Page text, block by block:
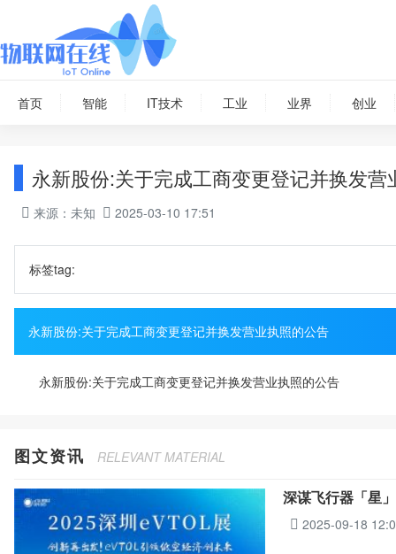
首页 智能 IT技术 工业 业界 创业
永新股份:关于完成工商变更登记并换发营
来源：未知 2025-03-10 17:51
标签tag:
永新股份:关于完成工商变更登记并换发营业执照的公告
永新股份:关于完成工商变更登记并换发营业执照的公告
图文资讯 RELEVANT MATERIAL
深谋飞行器「星
2025-09-18